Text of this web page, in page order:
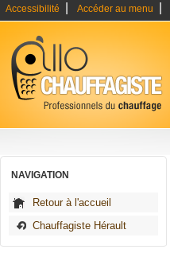
Accessibilité Accéder au menu
NAVIGATION
Retour à l'accueil
Chauffagiste Hérault